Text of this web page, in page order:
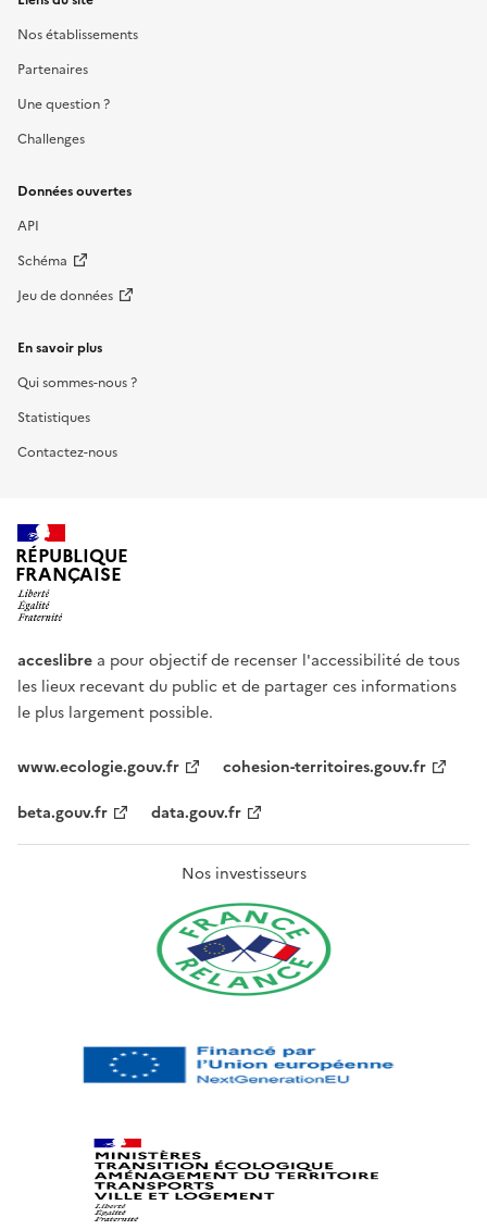
Nos établissements
Partenaires
Une question ?
Challenges
Données ouvertes
API
Schéma
Jeu de données
En savoir plus
Qui sommes-nous ?
Statistiques
Contactez-nous
RÉPUBLIQUE
FRANÇAISE
acceslibre a pour objectif de recenser l'accessibilité de tous
les lieux recevant du public et de partager ces informations
le plus largement possible.
www.ecologie.gouv.fr
cohesion-territoires.gouv.fr
beta.gouv.fr
data.gouv.fr
Nos investisseurs